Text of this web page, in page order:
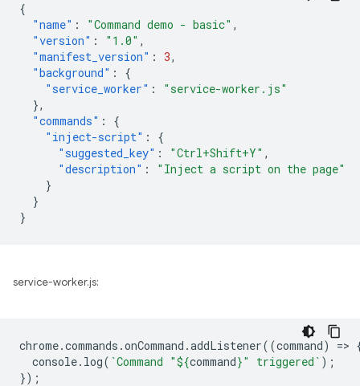
{
"name" : "Command demo - basic" ,
"version" : "1.0" ,
"manifest_version" : 3,
"background" :
{
"service_worker" :
"service-worker.js"
},
"commands" :
{
"inject-script" :
{
"suggested_key" : "Ctrl+Shift+Y" ,
"description" :
"Inject a script on the page"
}
}
}
service-worker.js:
chrome.commands .onCommand .addListener((command) =>
console. log( `Command "${command}" triggered` );
});